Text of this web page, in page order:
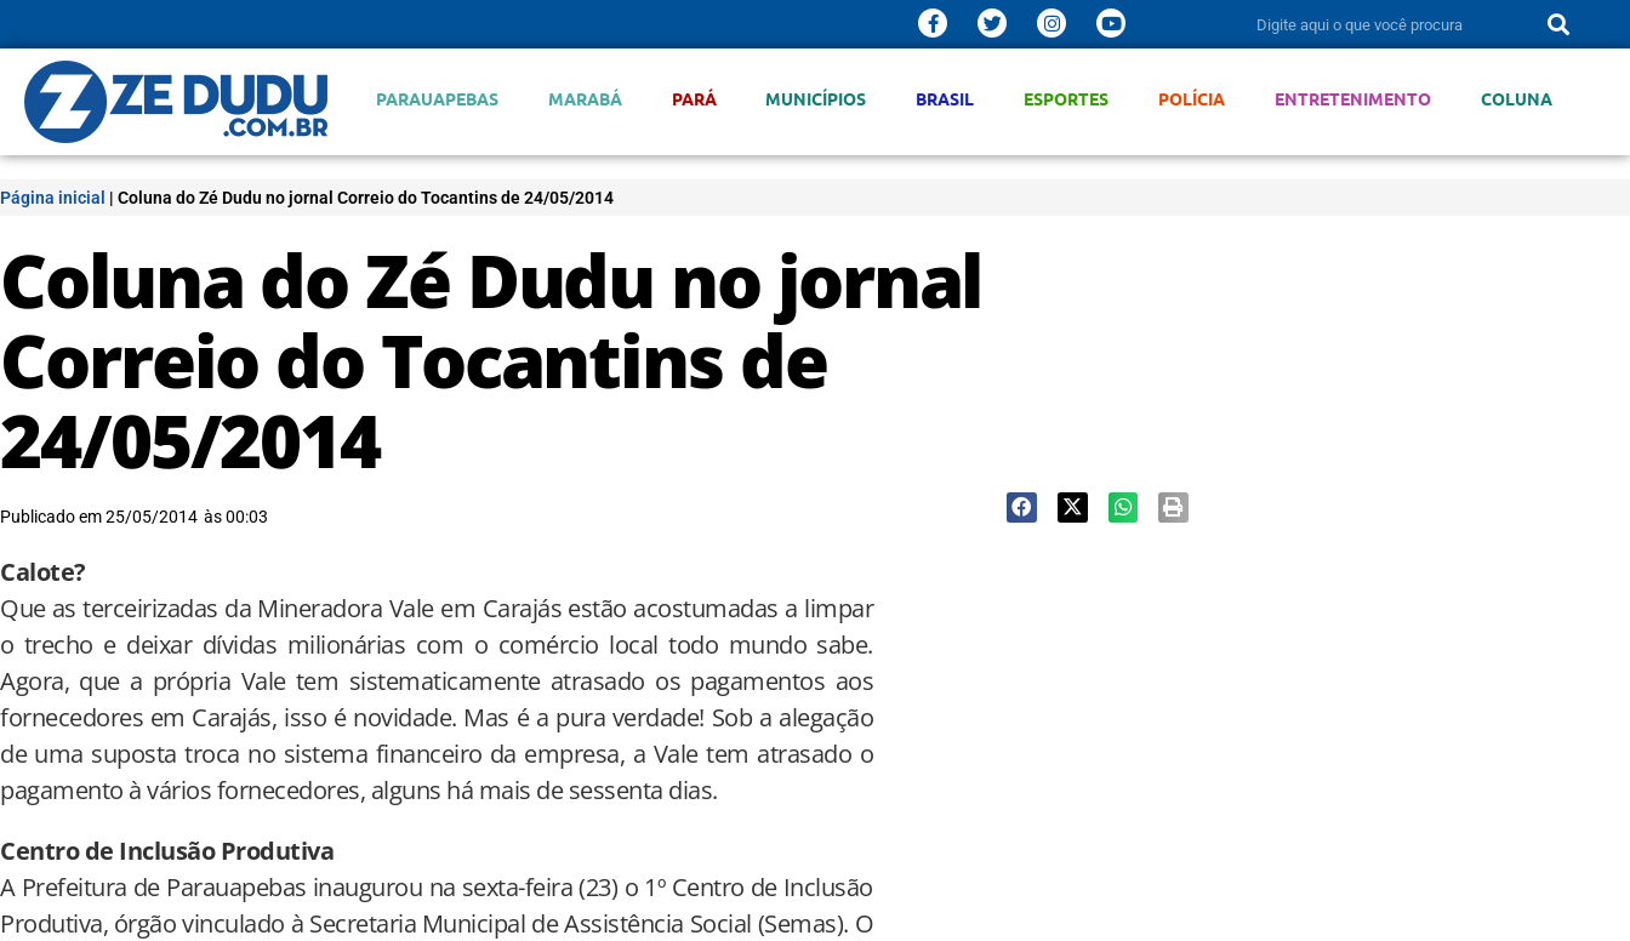
PARAUAPEBAS MARABÁ PARÁ MUNICÍPIOS BRASIL ESPORTES POLÍCIA ENTRETENIMENTO COLUNA
Página inicial | Coluna do Zé Dudu no jornal Correio do Tocantins de 24/05/2014
Coluna do Zé Dudu no jornal
Correio do Tocantins de
24/05/2014
Publicado em25/05/2014 às00:03
Calote?
Que as terceirizadas da Mineradora Vale em Carajás estão acostumadas a limpar
o trecho e deixar dívidas milionárias com o comércio local todo mundo sabe.
Agora, que a própria Vale tem sistematicamente atrasado os pagamentos aos
fornecedores em Carajás, isso é novidade. Mas é a pura verdade! Sob a alegação
de uma suposta troca no sistema financeiro da empresa, a Vale tem atrasado o
pagamento à vários fornecedores, alguns há mais de sessenta dias.
Centro de Inclusão Produtiva
A Prefeitura de Parauapebas inaugurou na sexta-feira (23) o 1º Centro de Inclusão
Produtiva, órgão vinculado à Secretaria Municipal de Assistência Social (Semas). O